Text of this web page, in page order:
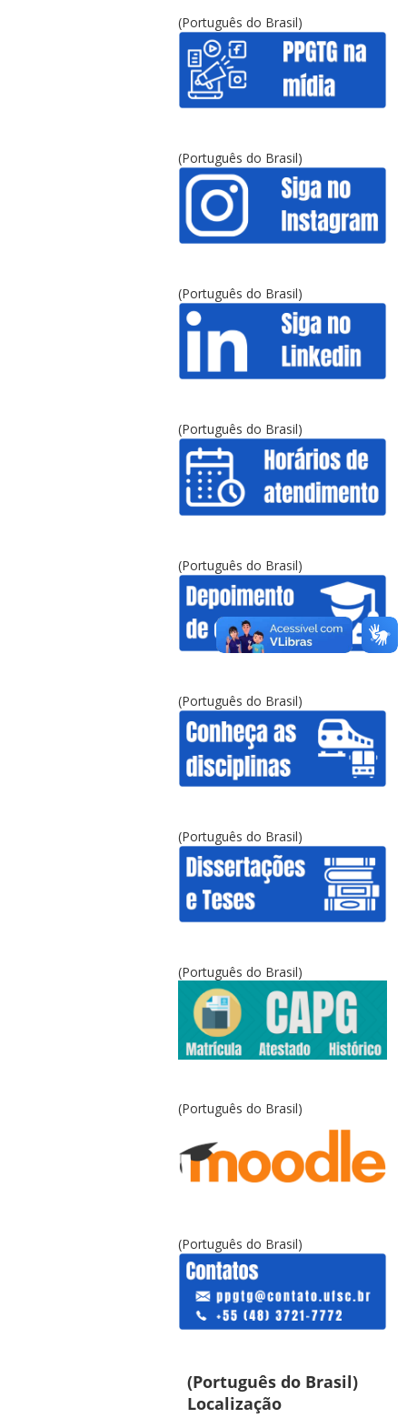
(Português do Brasil)
(Português do Brasil)
(Português do Brasil)
(Português do Brasil)
(Português do Brasil)
(Português do Brasil)
(Português do Brasil)
(Português do Brasil)
(Português do Brasil)
(Português do Brasil)
(Português do Brasil)
Localização